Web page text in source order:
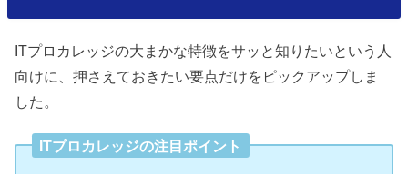
ITプロカレッジの大まかな特徴をサッと知りたいという人
向けに、押さえておきたい要点だけをピックアップしま
した。
ITプロカレッジの注目ポイント